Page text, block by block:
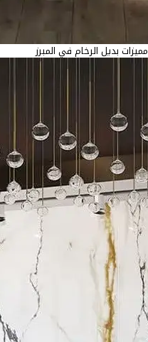
مميزات بديل الرخام في المبرز